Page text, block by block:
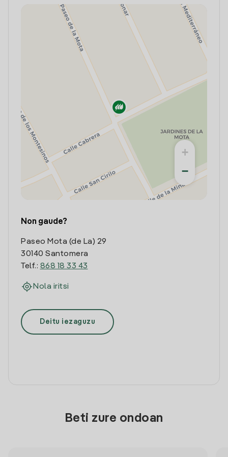
+
−
Non gaude?
Paseo Mota (de La) 29
30140 Santomera
Telf.: 868 18 33 43
Nola iritsi
Deitu iezaguzu
Beti zure ondoan